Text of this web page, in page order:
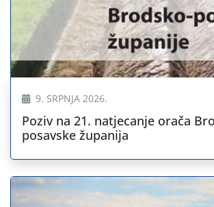
9. SRPNJA 2026.
Poziv na 21. natjecanje orača
posavske županija